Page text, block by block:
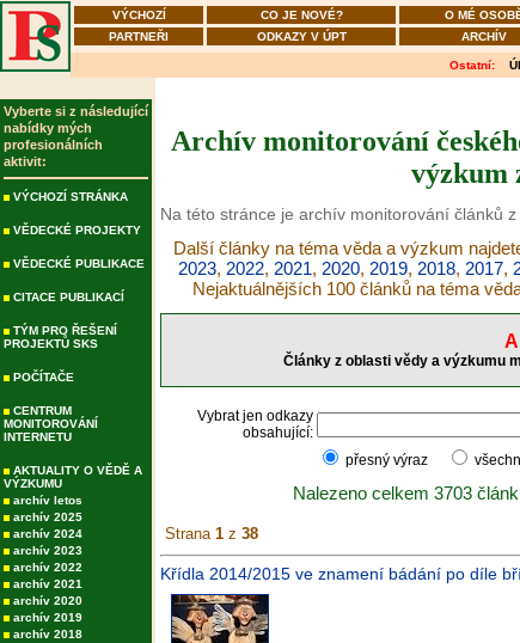
VÝCHOZÍ CO JE NOVÉ? O MÉ
PARTNEŘI
ODKAZY V ÚPT ARCHÍV
Ostatní:
Vyberte si z následující
nabídky mých
profesionálních
aktivit:
VÝCHOZÍ STRÁNKA
VĚDECKÉ PROJEKTY
VĚDECKÉ PUBLIKACE
CITACE PUBLIKACÍ
TÝM PRO ŘEŠENÍ
PROJEKTŮ SKS
POČÍTAČE
CENTRUM
MONITOROVÁNÍ
INTERNETU
AKTUALITY O VĚDĚ A
VÝZKUMU
archív letos
archív 2025
archív 2024
archív 2023
archív 2022
archív 2021
archív 2020
archív 2019
archív 2018
Archív monitorování
výzkum
Na této stránce je archív monitorování článků
Další články na téma věda a výzkum
2023, 2022, 2021, 2020, 2019, 2018, 2017,
Nejaktuálnějších 100 článků na téma
Články z oblasti vědy a výzkumu
Vybrat jen odkazy
obsahující:
přesný výraz
Nalezeno celkem 3703
Strana 1 z 38
Křídla 2014/2015 ve znamení bádání po díle